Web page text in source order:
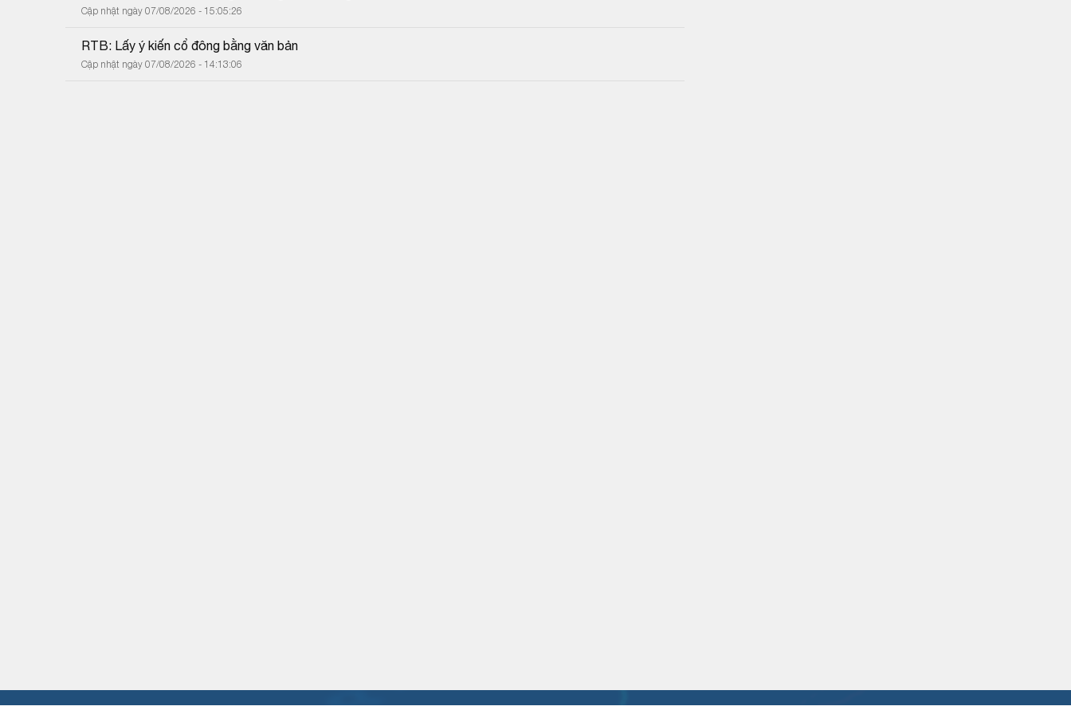
Cập nhật ngày 07/08/2026 - 15:05:26
RTB: Lấy ý kiến cổ đông bằng văn bản
Cập nhật ngày 07/08/2026 - 14:13:06